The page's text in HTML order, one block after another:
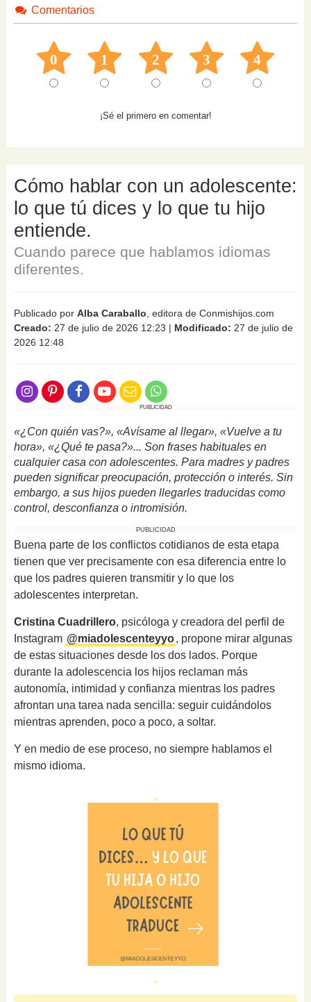
Comentarios
0 1 2 3 4
¡Sé el primero en comentar!
Cómo hablar con un adolescente:
lo que tú dices y lo que tu hijo
entiende.
Cuando parece que hablamos idiomas
diferentes.
Publicado por Alba Caraballo , editora de Conmishijos.com
Creado: 27 de julio de 2026 12:23 | Modificado: 27 de julio de
2026 12:48
PUBLICIDAD
«¿Con quién vas?», «Avísame al llegar», «Vuelve a tu
hora», «¿Qué te pasa?»... Son frases habituales en
cualquier casa con adolescentes. Para madres y padres
pueden significar preocupación, protección o interés. Sin
embargo, a sus hijos pueden llegarles traducidas como
control, desconfianza o intromisión.
PUBLICIDAD
Buena parte de los conflictos cotidianos de esta etapa
tienen que ver precisamente con esa diferencia entre lo
que los padres quieren transmitir y lo que los
adolescentes interpretan.
Cristina Cuadrillero, psicóloga y creadora del perfil de
Instagram @miadolescenteyyo, propone mirar algunas
de estas situaciones desde los dos lados. Porque
durante la adolescencia los hijos reclaman más
autonomía, intimidad y confianza mientras los padres
afrontan una tarea nada sencilla: seguir cuidándolos
mientras aprenden, poco a poco, a soltar.
Y en medio de ese proceso, no siempre hablamos el
mismo idioma.